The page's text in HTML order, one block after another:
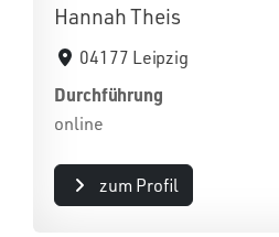
Hannah Theis
04177 Leipzig
Durchführung
online
zum Profil